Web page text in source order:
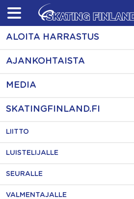
Skip
content
ALOITA HARRASTUS
AJANKOHTAISTA
MEDIA
SKATINGFINLAND.FI
LIITTO
LUISTELIJALLE
SEURALLE
VALMENTAJALLE